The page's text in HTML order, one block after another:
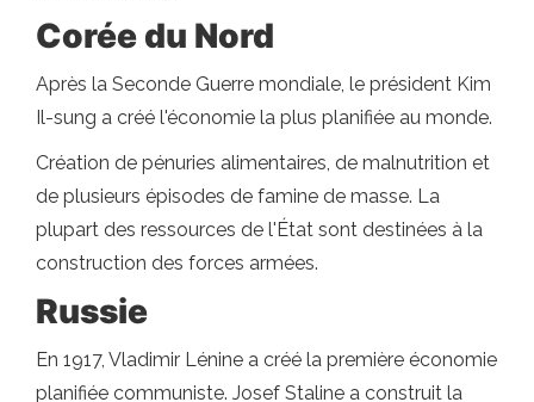
Corée du Nord
Après la Seconde Guerre mondiale, le président Kim
Il-sung a créé l'économie la plus planifiée au monde.
Création de pénuries alimentaires, de malnutrition et
de plusieurs épisodes de famine de masse. La
plupart des ressources de l'État sont destinées à la
construction des forces armées.
Russie
En 1917, Vladimir Lénine a créé la première économie
planifiée communiste. Josef Staline a construit la